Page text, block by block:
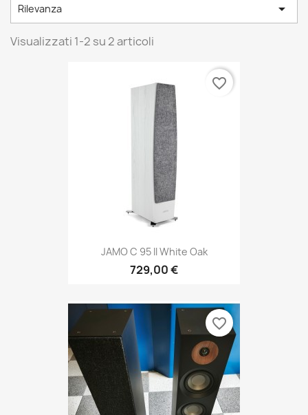
Rilevanza 
Visualizzati 1-2 su 2 articoli
JAMO C 95 II White Oak
729,00 €
favorite_border
favorite_border